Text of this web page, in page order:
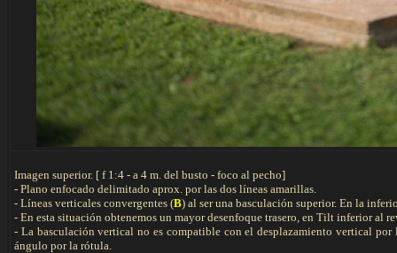
Imagen superior. [ f 1:4 - a 4 m. del busto - foco al pecho]
- Plano enfocado delimitado aprox. por las dos líneas amarillas.
- Líneas verticales convergentes (B) al ser una basculación superior. En la
- En esta situación obtenemos un mayor desenfoque trasero, en Tilt inferior al
- La basculación vertical no es compatible con el desplazamiento vertical
ángulo por la rótula.